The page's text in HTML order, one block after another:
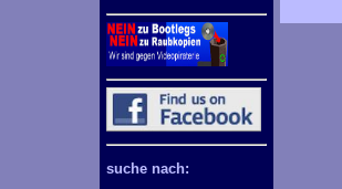
suche nach: